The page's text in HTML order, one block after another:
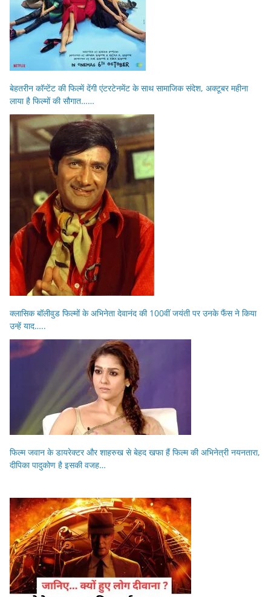
बेहतरीन कॉन्टेंट की फिल्में देंगी एंटरटेनमेंट के साथ सामाजिक संदेश, अक्टूबर महीना
लाया है फिल्मों की सौगात……
क्लासिक बॉलीवुड फिल्मों के अभिनेता देवानंद की 100वीं जयंती पर उनके फैंस ने किया
उन्हें याद…..
फिल्म जवान के डायरेक्टर और शाहरुख से बेहद खफा हैं फिल्म की अभिनेत्री नयनतारा,
दीपिका पादुकोण है इसकी वजह…